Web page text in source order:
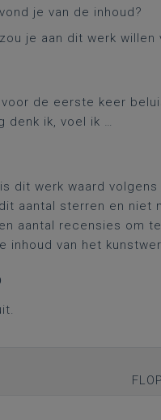
je van de inhoud?
je aan dit werk willen
de eerste keer
denk ik, voel ik …
dit werk waard volgens
aantal sterren en niet
aantal recensies om
inhoud van het